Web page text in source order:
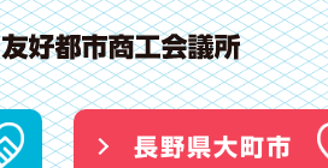
長野県大町市